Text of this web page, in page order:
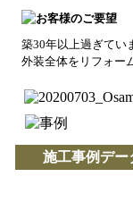
築30年以上過ぎてい
外装全体をリフォー
施工事例デー